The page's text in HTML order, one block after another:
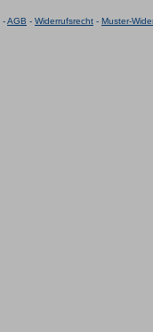
-AGB - Widerrufsrecht - Muster-